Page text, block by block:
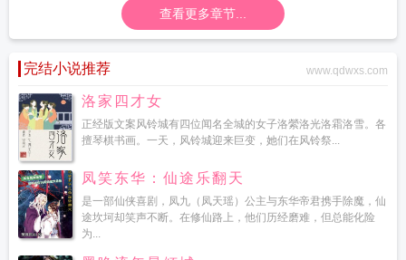
查看更多章节...
完结小说推荐 www.qdwxs.com
洛家四才女
正经版文案风铃城有四位闻名全城的女子洛縈洛光洛霜洛雪。各
擅琴棋书画。一天，风铃城迎来巨变，她们在风铃祭...
凤笑东华：仙途乐翻天
是一部仙侠喜剧，凤九（凤天瑶）公主与东华帝君携手除魔，仙
途坎坷却笑声不断。在修仙路上，他们历经磨难，但总能化险
为...